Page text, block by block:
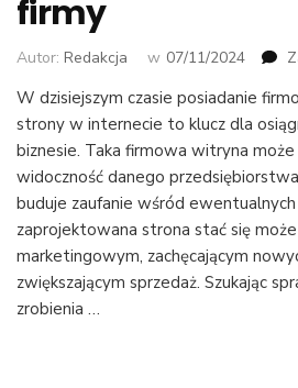
firmy
Autor: Redakcja w 07/11/2024
W dzisiejszym czasie posiadanie
strony w internecie to klucz dla
biznesie. Taka firmowa witryna
widoczność danego
buduje zaufanie wśród
zaprojektowana strona stać się
marketingowym, zachęcającym
zwiększającym sprzedaż. Szukając
zrobienia …